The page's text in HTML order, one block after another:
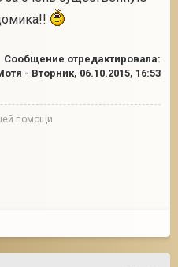
Сообщение отредактировала:
- Вторник, 06.10.2015, 16:53
помощи